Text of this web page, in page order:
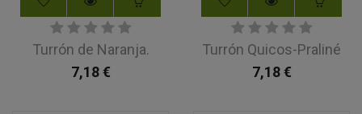
Turrón de Naranja.
7,18€
Turrón Quicos-Praliné
7,18€